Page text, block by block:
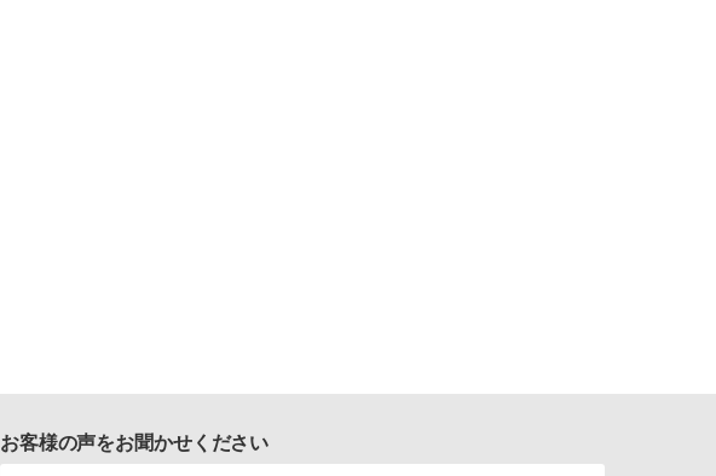
お客様の声をお聞かせください